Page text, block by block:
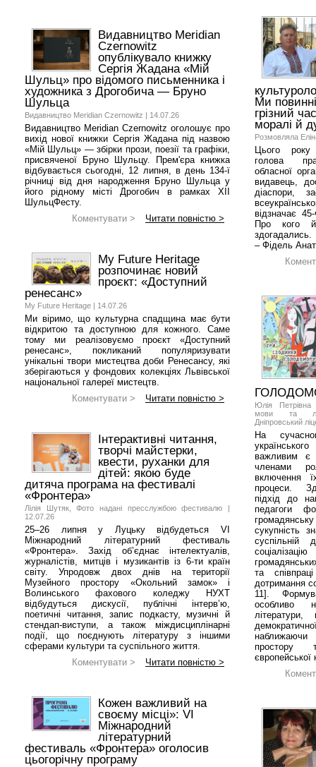
Видавництво Meridian
Czernowitz
опублікувало книжку
Сергія Жадана «Мій
Шульц» про відомого письменника і
художника з Дрогобича — Бруно
Шульца
Видавництво Meridian Czernowitz | 14.07.26
Видавництво Meridian Czernowitz оголошує про
вихід нової книжки Сергія Жадана під назвою
«Мій Шульц» — збірки прози, поезії та графіки,
присвяченої Бруно Шульцу. Прем'єра книжка
відбувається сьогодні, 12 липня, в день 134-ї
річниці від дня народження Бруно Шульца у
його рідному місті Дрогобич в рамках XII
ШульцФесту.
Коментувати >
Читати повністю >
My Future Heritage
розпочинає новий
проєкт: «Доступний
ренесанс»
My Future Heritage | 14.07.26
Ми віримо, що культурна спадщина має бути
відкритою та доступною для кожного. Саме
тому ми реалізовуємо проєкт «Доступний
ренесанс», покликаний популяризувати
унікальні твори мистецтва доби Ренесансу, які
зберігаються у фондових колекціях Львівської
національної галереї мистецтв.
Коментувати >
Читати повністю >
Інтерактивні читання,
творчі майстерки,
квести, руханки для
дітей: якою буде
дитяча програма на фестивалі
«Фронтера»
Лілія Шутяк, Фото надані пресслужбою фестивалю |
12.07.26
25–26 липня у Луцьку відбудеться VI
Міжнародний літературний фестиваль
«Фронтера». Захід об’єднає інтелектуалів,
журналістів, митців і музикантів із 6-ти країн
світу. Упродовж двох днів на території
Музейного простору «Окольний замок» і
Волинського фахового коледжу НУХТ
відбудуться дискусії, публічні інтерв’ю,
поетичні читання, запис подкасту, музичні й
стендап-виступи, а також міждисциплінарні
події, що поєднують літературу з іншими
сферами культури та суспільного життя.
Коментувати >
Читати повністю >
Кожен важливий на
своєму місці»: VI
Міжнародний
літературний
фестиваль «Фронтера» оголосив
цьогорічну програму
Ми
грізний
моралі й
Розмовляла
Цього року
голова
обласної
видавець,
діаспори,
відзначає
Про кого
– Фідель
Юлія Петрівна
мови та
Дніпровський
На
важливим є
членами
включення
процеси.
підхід до
педагоги
сукупність
суспільній
та
дотримання
11].
особливо
наближаючи
простору
європейської